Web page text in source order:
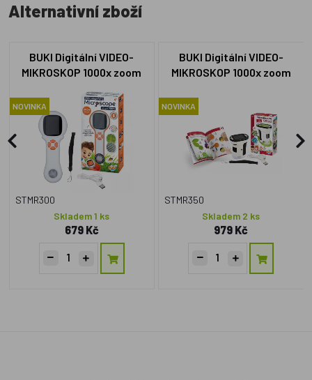
Alternativní zboží
BUKI Digitální VIDEO-
MIKROSKOP 1000x zoom
NOVINKA
STMR300
Skladem 1 ks
679 Kč
BUKI Digitální VIDEO-
MIKROSKOP 1000x zoom
NOVINKA
STMR350
Skladem 2 ks
979 Kč